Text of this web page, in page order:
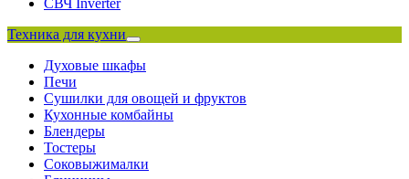
СВЧ Inverter
Техника для кухни
Духовые шкафы
Печи
Сушилки для овощей и фруктов
Кухонные комбайны
Блендеры
Тостеры
Соковыжималки